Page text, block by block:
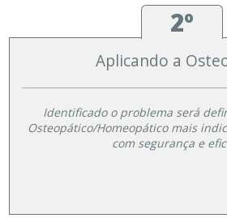
2º
Aplicando a
Identificado o problema será
Osteopático/Homeopático mais
com segurança e